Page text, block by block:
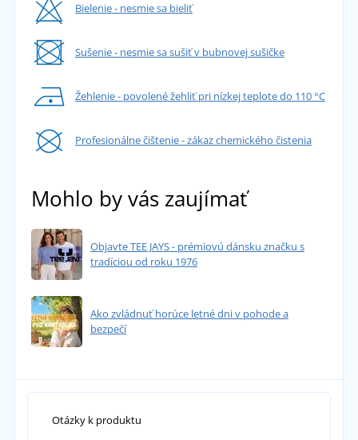
Bielenie - nesmie sa bieliť
Sušenie - nesmie sa sušiť v bubnovej sušičke
Žehlenie - povolené žehliť pri nízkej teplote do 110 °C
Profesionálne čištenie - zákaz chemického čistenia
Mohlo by vás zaujímať
Objavte TEE JAYS - prémiovú dánsku značku s
tradíciou od roku 1976
Ako zvládnuť horúce letné dni v pohode a
bezpečí
Otázky k produktu